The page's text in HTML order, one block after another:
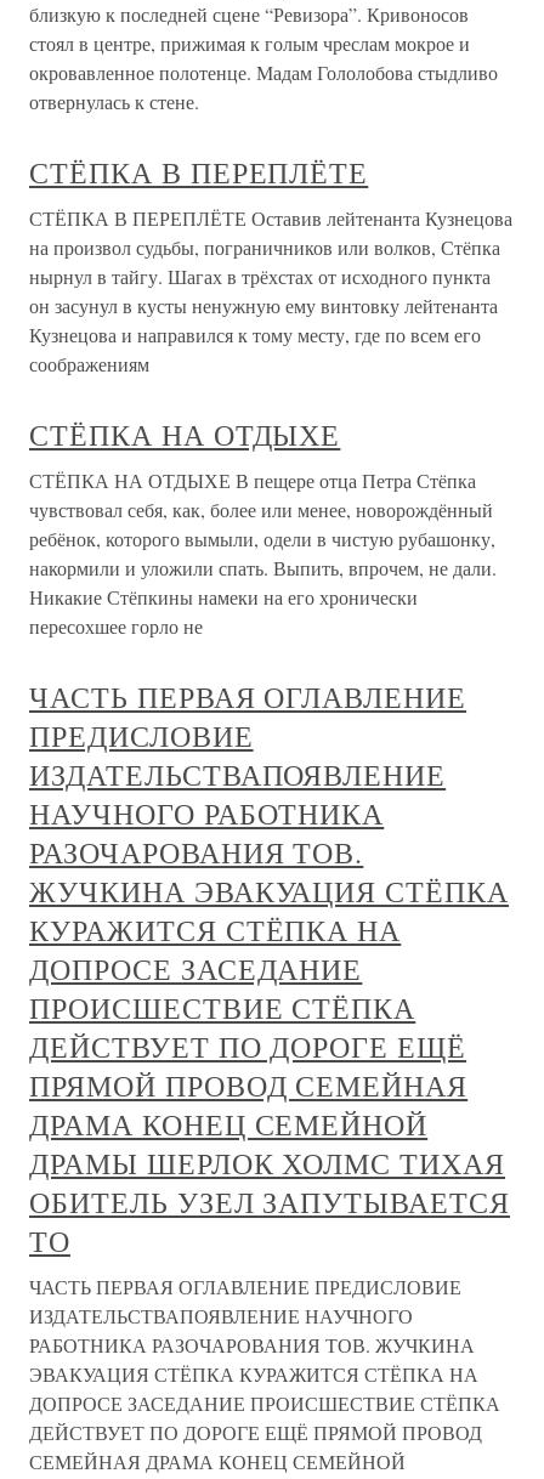
близкую к последней сцене “Ревизора”. Кривоносов
стоял в центре, прижимая к голым чреслам мокрое и
окровавленное полотенце. Мадам Гололобова стыдливо
отвернулась к стене.
СТЁПКА В ПЕРЕПЛЁТЕ
СТЁПКА В ПЕРЕПЛЁТЕ Оставив лейтенанта Кузнецова
на произвол судьбы, пограничников или волков, Стёпка
нырнул в тайгу. Шагах в трёхстах от исходного пункта
он засунул в кусты ненужную ему винтовку лейтенанта
Кузнецова и направился к тому месту, где по всем его
соображениям
СТЁПКА НА ОТДЫХЕ
СТЁПКА НА ОТДЫХЕ В пещере отца Петра Стёпка
чувствовал себя, как, более или менее, новорождённый
ребёнок, которого вымыли, одели в чистую рубашонку,
накормили и уложили спать. Выпить, впрочем, не дали.
Никакие Стёпкины намеки на его хронически
пересохшее горло не
ЧАСТЬ ПЕРВАЯ ОГЛАВЛЕНИЕ
ПРЕДИСЛОВИЕ
ИЗДАТЕЛЬСТВАПОЯВЛЕНИЕ
НАУЧНОГО РАБОТНИКА
РАЗОЧАРОВАНИЯ ТОВ.
ЖУЧКИНА ЭВАКУАЦИЯ СТЁПКА
КУРАЖИТСЯ СТЁПКА НА
ДОПРОСЕ ЗАСЕДАНИЕ
ПРОИСШЕСТВИЕ СТЁПКА
ДЕЙСТВУЕТ ПО ДОРОГЕ ЕЩЁ
ПРЯМОЙ ПРОВОД СЕМЕЙНАЯ
ДРАМА КОНЕЦ СЕМЕЙНОЙ
ДРАМЫ ШЕРЛОК ХОЛМС ТИХАЯ
ОБИТЕЛЬ УЗЕЛ ЗАПУТЫВАЕТСЯ
ТО
ЧАСТЬ ПЕРВАЯ ОГЛАВЛЕНИЕ ПРЕДИСЛОВИЕ
ИЗДАТЕЛЬСТВАПОЯВЛЕНИЕ НАУЧНОГО
РАБОТНИКА РАЗОЧАРОВАНИЯ ТОВ. ЖУЧКИНА
ЭВАКУАЦИЯ СТЁПКА КУРАЖИТСЯ СТЁПКА НА
ДОПРОСЕ ЗАСЕДАНИЕ ПРОИСШЕСТВИЕ СТЁПКА
ДЕЙСТВУЕТ ПО ДОРОГЕ ЕЩЁ ПРЯМОЙ ПРОВОД
СЕМЕЙНАЯ ДРАМА КОНЕЦ СЕМЕЙНОЙ